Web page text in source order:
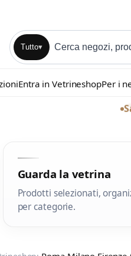
Tutto▾
Entra in VetrineshopPer i
Guarda la vetrina
Prodotti selezionati,
per categorie.